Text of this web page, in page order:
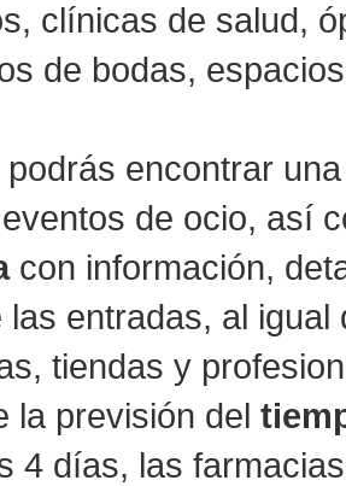
clínicas de salud,
de bodas,
podrás encontrar
de ocio, así
con información,
las entradas, al
tiendas y
la previsión del
4 días, las